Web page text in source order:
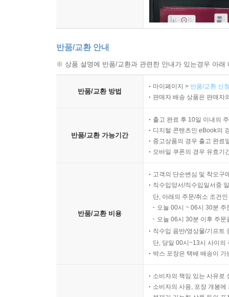
반품/교환 안내
※ 상품 설명에 반품/교환과 관련한 안내가 있는경우 아
반품/교환 방법
마이페이지 > 반품/교환 신
판매자 배송 상품은 판매자
반품/교환 가능기간
출고 완료 후 10일 이내의
디지털 콘텐츠인 eBook의
중고상품의 경우 출고 완료
모바일 쿠폰의 경우 유효기
반품/교환 비용
고객의 단순변심 및 착오구
직수입양서/직수입일서중
단, 아래의 주문/취소 조건
오늘 00시 ~ 06시 30분
오늘 06시 30분 이후 주
직수입 음반/영상물/기프트
단, 당일 00시~13시 사이의
박스 포장은 택배 배송이
소비자의 책임 있는 사유로
소비자의 사용, 포장 개봉